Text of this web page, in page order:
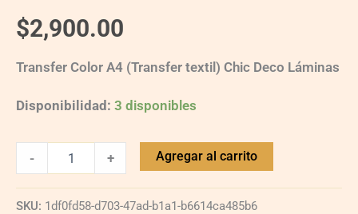
$2,900.00
Transfer Color A4 (Transfer textil) Chic Deco Láminas
Disponibilidad: 3 disponibles
- + Agregar al carrito
SKU: 1df0fd58-d703-47ad-b1a1-b6614ca485b6